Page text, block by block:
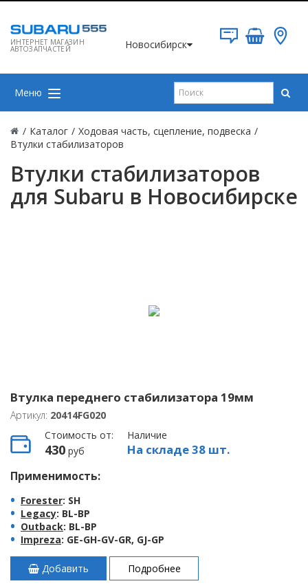
ИНТЕРНЕТ МАГАЗИН
АВТОЗАПЧАСТЕЙ Новосибирск
Меню
/ Каталог / Ходовая часть, сцепление, подвеска /
Втулки стабилизаторов
Втулки стабилизаторов
для Subaru в Новосибирске
Втулка переднего стабилизатора 19мм
Артикул: 20414FG020
Стоимость от:
430 руб
Наличие
На складе 38 шт.
Применимость:
Forester: SH
Legacy: BL-BP
Outback: BL-BP
Impreza: GE-GH-GV-GR, GJ-GP
Добавить Подробнее